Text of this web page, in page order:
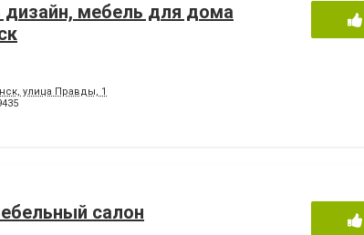
мебель для дома
улица Правды, 1
салон